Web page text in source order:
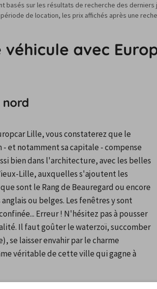
basés sur les résultats de recherche des derniers
de location, les prix affichés après une
avec
nord
Lille, vous constaterez que le
et notamment sa capitale - compense
bien dans l'architecture, avec les belles
Lille, auxquelles s'ajoutent les
sont le Rang de Beauregard ou encore
ou belges. Les fenêtres y sont
Erreur ! N'hésitez pas à pousser
Il faut goûter le waterzoï, succomber
se laisser envahir par le charme
véritable de cette ville qui gagne à